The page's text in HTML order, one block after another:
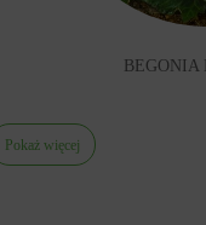
BEGONIA
Pokaż więcej